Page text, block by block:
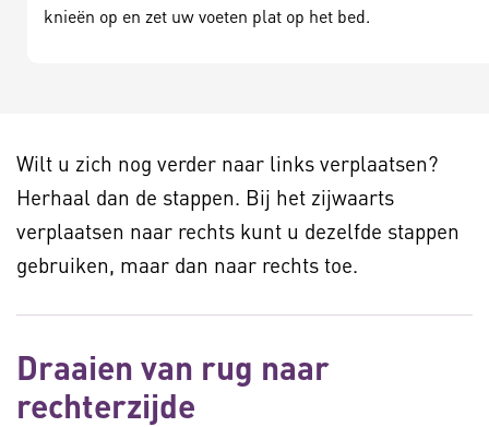
knieën op en zet uw voeten plat op het bed.
Wilt u zich nog verder naar links verplaatsen?
Herhaal dan de stappen. Bij het zijwaarts
verplaatsen naar rechts kunt u dezelfde stappen
gebruiken, maar dan naar rechts toe.
Draaien van rug naar
rechterzijde